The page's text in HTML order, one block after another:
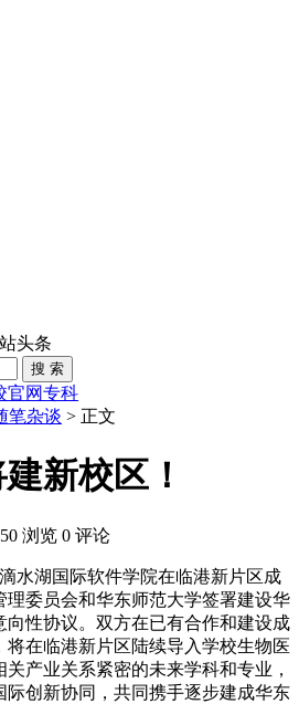
头条
官网专科
笔杂谈 > 正文
新校区！
浏览 0 评论
水湖国际软件学院在临港新片区成
理委员会和华东师范大学签署建设华
向性协议。双方在已有合作和建设成
在临港新片区陆续导入学校生物医
产业关系紧密的未来学科和专业，
际创新协同，共同携手逐步建成华东